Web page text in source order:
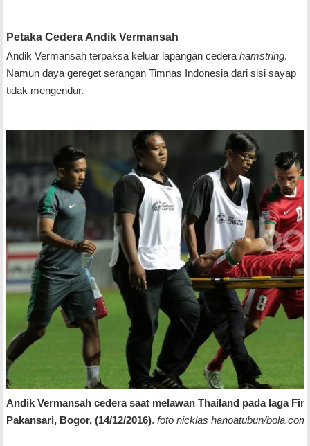
Petaka Cedera Andik Vermansah
Andik Vermansah terpaksa keluar lapangan cedera hamstring.
Namun daya gereget serangan Timnas Indonesia dari sisi sayap
tidak mengendur.
Andik Vermansah cedera saat melawan Thailand pada laga
Pakansari, Bogor, (14/12/2016). foto nicklas hanoatubun/bola.com